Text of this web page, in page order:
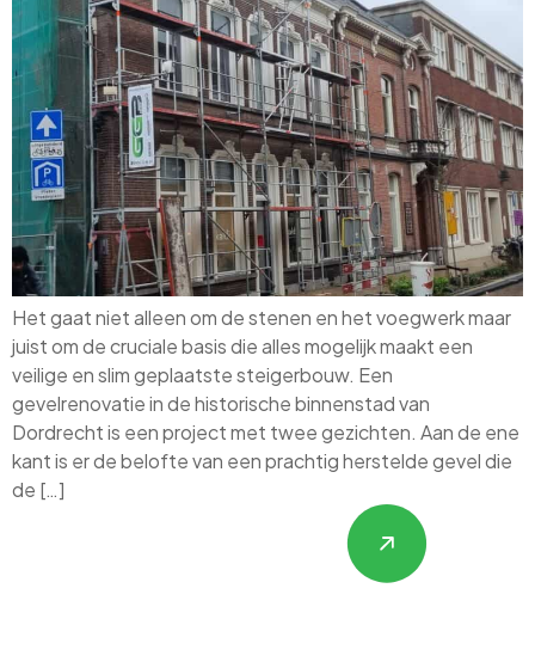
Het gaat niet alleen om de stenen en het voegwerk maar
juist om de cruciale basis die alles mogelijk maakt een
veilige en slim geplaatste steigerbouw. Een
gevelrenovatie in de historische binnenstad van
Dordrecht is een project met twee gezichten. Aan de ene
kant is er de belofte van een prachtig herstelde gevel die
de […]